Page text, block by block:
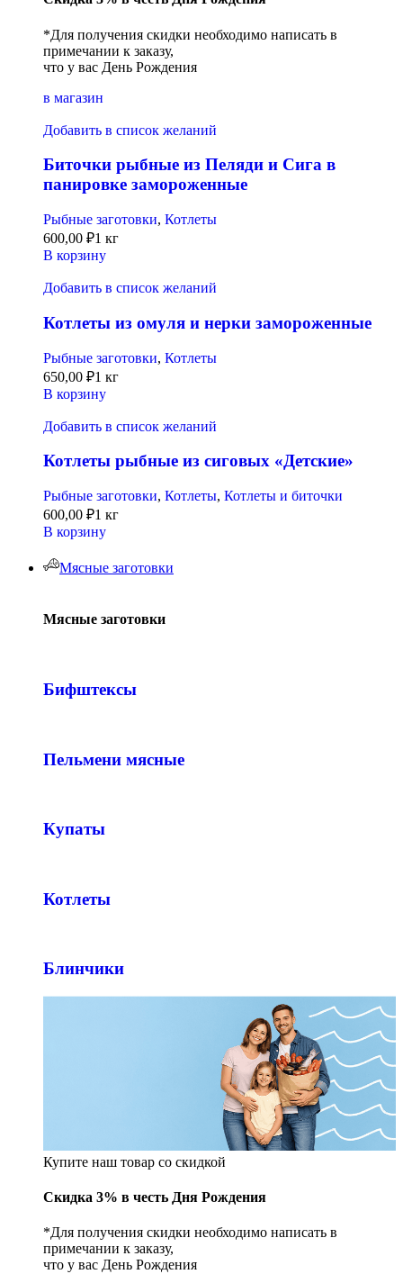
*Для получения скидки необходимо написать в
примечании к заказу,
что у вас День Рождения
в магазин
Добавить в список желаний
Биточки рыбные из Пеляди и Сига в
панировке замороженные
Рыбные заготовки, Котлеты
600,00 ₽1 кг
В корзину
Добавить в список желаний
Котлеты из омуля и нерки замороженные
Рыбные заготовки, Котлеты
650,00 ₽1 кг
В корзину
Добавить в список желаний
Котлеты рыбные из сиговых «Детские»
Рыбные заготовки, Котлеты, Котлеты и биточки
600,00 ₽1 кг
В корзину
Мясные заготовки
Мясные заготовки
Бифштексы
Пельмени мясные
Купаты
Котлеты
Блинчики
Купите наш товар со скидкой
Скидка 3% в честь Дня Рождения
*Для получения скидки необходимо написать в
примечании к заказу,
что у вас День Рождения